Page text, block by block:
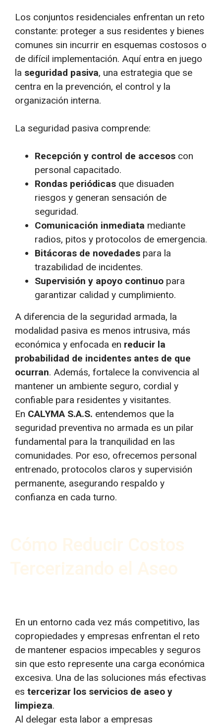
Los conjuntos residenciales enfrentan un reto
constante: proteger a sus residentes y bienes
comunes sin incurrir en esquemas costosos o
de difícil implementación. Aquí entra en juego
la seguridad pasiva, una estrategia que se
centra en la prevención, el control y la
organización interna.
La seguridad pasiva comprende:
Recepción y control de accesos con
personal capacitado.
Rondas periódicas que disuaden
riesgos y generan sensación de
seguridad.
Comunicación inmediata mediante
radios, pitos y protocolos de emergencia.
Bitácoras de novedades para la
trazabilidad de incidentes.
Supervisión y apoyo continuo para
garantizar calidad y cumplimiento.
A diferencia de la seguridad armada, la
modalidad pasiva es menos intrusiva, más
económica y enfocada en reducir la
probabilidad de incidentes antes de que
ocurran. Además, fortalece la convivencia al
mantener un ambiente seguro, cordial y
confiable para residentes y visitantes.
En CALYMA S.A.S. entendemos que la
seguridad preventiva no armada es un pilar
fundamental para la tranquilidad en las
comunidades. Por eso, ofrecemos personal
entrenado, protocolos claros y supervisión
permanente, asegurando respaldo y
confianza en cada turno.
En un entorno cada vez más competitivo, las
copropiedades y empresas enfrentan el reto
de mantener espacios impecables y seguros
sin que esto represente una carga económica
excesiva. Una de las soluciones más efectivas
es tercerizar los servicios de aseo y
limpieza.
Al delegar esta labor a empresas